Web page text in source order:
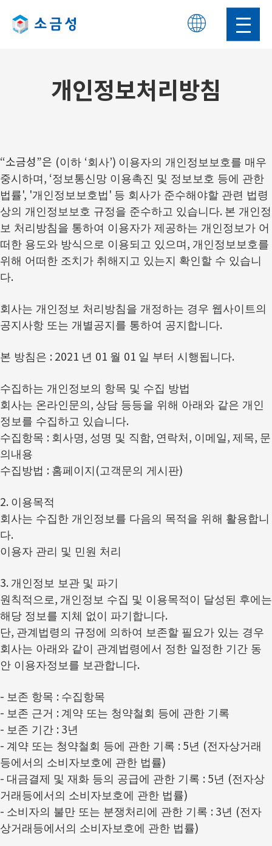
ENG
개인정보처리방침
“소금성”은 (이하 ‘회사’) 이용자의 개인정보보호를 매우
중시하며 , ‘정보통신망 이용촉진 및 정보보호 등에 관한
법률', '개인정보보호법 ' 등 회사가 준수해야할 관련 법령
상의 개인정보보호 규정을 준수하고 있습니다. 본 개인정
보 처리방침을 통하여 이용자가 제공하는 개인정보가 어
떠한 용도와 방식으로 이용되고 있으며 , 개인정보보호를
위해 어떠한 조치가 취해지고 있는지 확인할 수 있습니
다.
회사는 개인정보 처리방침을 개정하는 경우 웹사이트의
공지사항 또는 개별공지를 통하여 공지합니다.
본 방침은 : 2021 년 01 월 01 일 부터 시행됩니다.
수집하는 개인정보의 항목 및 수집 방법
회사는 온라인문의 , 상담 등등을 위해 아래와 같은 개인
정보를 수집하고 있습니다.
수집항목 : 회사명, 성명 및 직함, 연락처 , 이메일 , 제목, 문
의내용
수집방법 : 홈페이지 (고객문의 게시판)
2. 이용목적
회사는 수집한 개인정보를 다음의 목적을 위해 활용합니
다.
이용자 관리 및 민원 처리
3. 개인정보 보관 및 파기
원칙적으로, 개인정보 수집 및 이용목적이 달성된 후에는
해당 정보를 지체 없이 파기합니다.
단, 관계법령의 규정에 의하여 보존할 필요가 있는 경우
회사는 아래와 같이 관계법령에서 정한 일정한 기간 동
안 이용자정보를 보관합니다.
- 보존 항목 : 수집항목
- 보존 근거 : 계약 또는 청약철회 등에 관한 기록
- 보존 기간 : 3년
- 계약 또는 청약철회 등에 관한 기록 : 5년 (전자상거래
등에서의 소비자보호에 관한 법률)
- 대금결제 및 재화 등의 공급에 관한 기록 : 5년 (전자상
거래등에서의 소비자보호에 관한 법률)
- 소비자의 불만 또는 분쟁처리에 관한 기록 : 3년 (전자
상거래등에서의 소비자보호에 관한 법률)